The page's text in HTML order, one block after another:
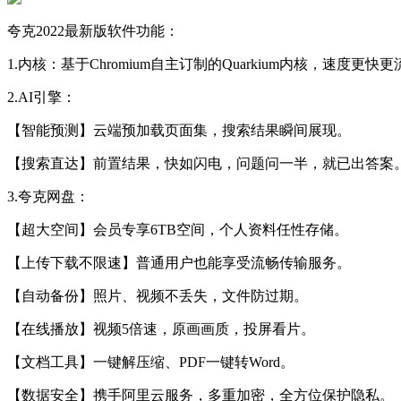
夸克2022最新版软件功能：
1.内核：基于Chromium自主订制的Quarkium内核，速度更快更
2.AI引擎：
【智能预测】云端预加载页面集，搜索结果瞬间展现。
【搜索直达】前置结果，快如闪电，问题问一半，就已出答案。
3.夸克网盘：
【超大空间】会员专享6TB空间，个人资料任性存储。
【上传下载不限速】普通用户也能享受流畅传输服务。
【自动备份】照片、视频不丢失，文件防过期。
【在线播放】视频5倍速，原画画质，投屏看片。
【文档工具】一键解压缩、PDF一键转Word。
【数据安全】携手阿里云服务，多重加密，全方位保护隐私。